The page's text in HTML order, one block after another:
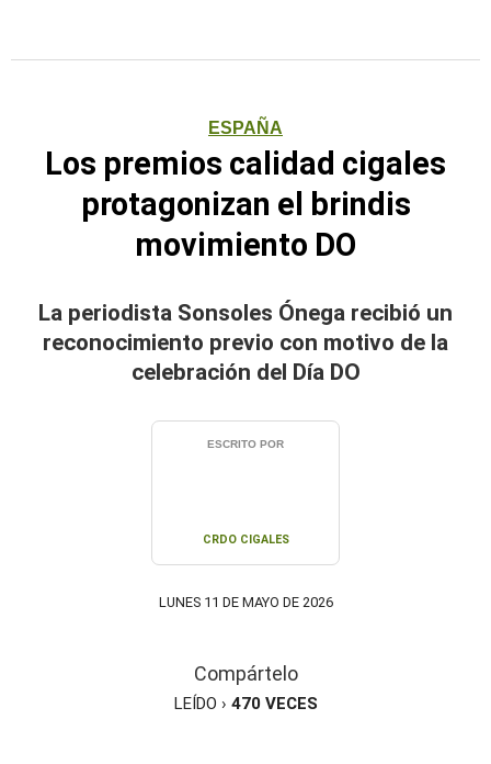
ESPAÑA
Los premios calidad cigales
protagonizan el brindis
movimiento DO
La periodista Sonsoles Ónega recibió un
reconocimiento previo con motivo de la
celebración del Día DO
ESCRITO POR
CRDO CIGALES
LUNES 11 DE MAYO DE 2026
Compártelo
LEÍDO › 470VECES